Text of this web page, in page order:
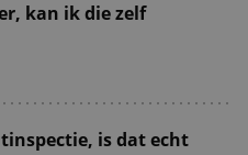
kan ik die zelf
is dat echt